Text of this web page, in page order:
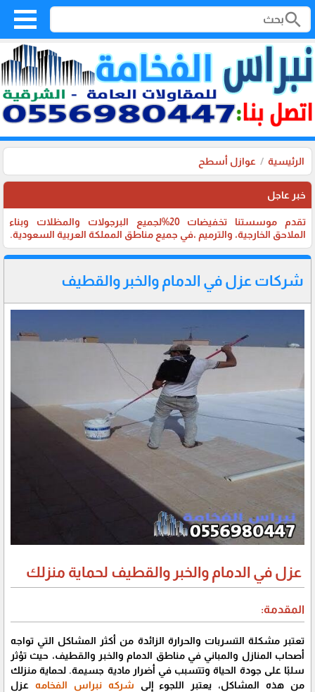
search
الرئيسية عوازل أسطح
خبر عاجل
تقدم موسستنا تخفيضات 20%لجميع البرجولات والمظلات وبناء
الملاحق الخارجية، والترميم ،في جميع مناطق المملكة العربية السعودية.
شركات عزل في الدمام والخبر والقطيف
عزل في الدمام والخبر والقطيف لحماية منزلك
المقدمة:
تعتبر مشكلة التسربات والحرارة الزائدة من أكثر المشاكل التي تواجه
أصحاب المنازل والمباني في مناطق الدمام والخبر والقطيف، حيث تؤثر
سلبًا على جودة الحياة وتتسبب في أضرار مادية جسيمة. لحماية منزلك
من هذه المشاكل، يعتبر اللجوء إلى شركه نبراس الفخامه عزل